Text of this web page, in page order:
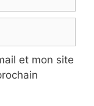
et mon site